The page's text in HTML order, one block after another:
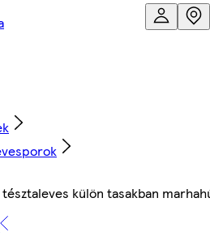
külön tasakban